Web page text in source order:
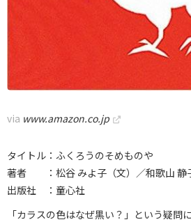
via www.amazon.co.jp
タイトル：ふくろうのそめものや
著者 ：松谷 みよ子（文）／和歌山 静
出版社 ：童心社
「カラスの色はなぜ黒い？」という疑問